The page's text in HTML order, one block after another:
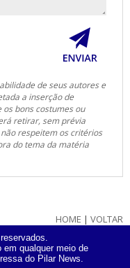
de seus autores e
a inserção de
bons costumes ou
retirar, sem prévia
respeitem os critérios
do tema da matéria
HOME | VOLTAR
em qualquer meio de
do Pilar News.